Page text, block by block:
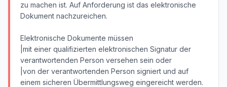
zu machen ist. Auf Anforderung ist das elektronische
Dokument nachzureichen.
Elektronische Dokumente müssen
|mit einer qualifizierten elektronischen Signatur der
verantwortenden Person versehen sein oder
|von der verantwortenden Person signiert und auf
einem sicheren Übermittlungsweg eingereicht werden.